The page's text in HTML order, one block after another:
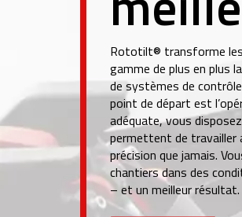
Rototilt® transforme les
gamme de plus en plus
de systèmes de
point de départ est
adéquate, vous
permettent de travailler
précision que jamais.
chantiers dans des
– et un meilleur résultat.